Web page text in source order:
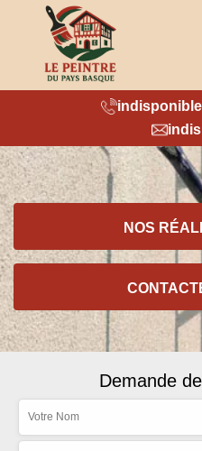
indisponible
NOS
Demande